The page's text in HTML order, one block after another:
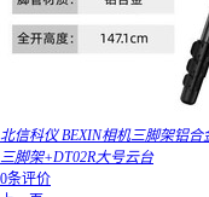
北信科仪 BEXIN相机三脚架铝
三脚架+DT02R大号云台
0条评价